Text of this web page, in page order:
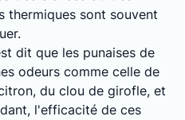
thermiques sont souvent
dit que les punaises de
odeurs comme celle de
du clou de girofle, et
l'efficacité de ces